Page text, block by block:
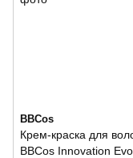
BBCos
Крем-краска для
BBCos Innovation